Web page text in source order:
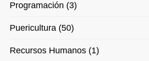
Programación (3)
Puericultura (50)
Recursos Humanos (1)